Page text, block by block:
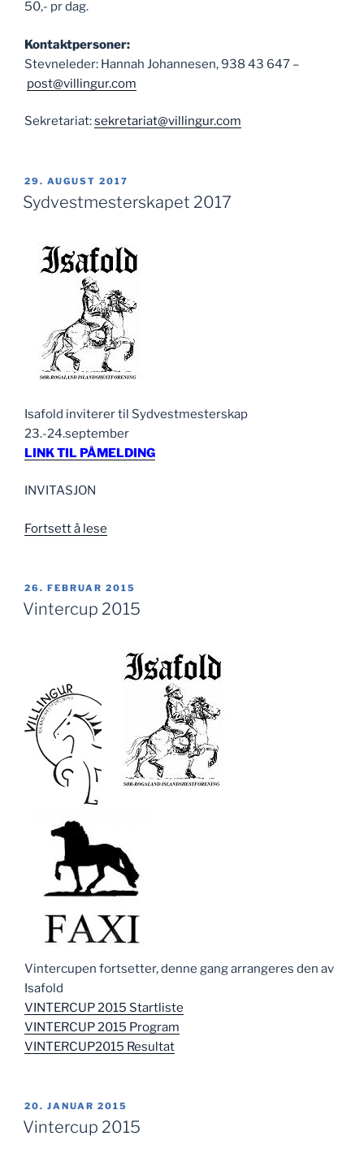
50,- pr dag.
Kontaktpersoner:
Stevneleder: Hannah Johannesen, 938 43 647 –
post@villingur.com
Sekretariat:sekretariat@villingur.com
PUBLISERT
29. AUGUST 2017
Sydvestmesterskapet 2017
Isafold inviterer til Sydvestmesterskap
23.-24.september
LINK TIL PÅMELDING
INVITASJON
Fortsett å lese
PUBLISERT
26. FEBRUAR 2015
Vintercup 2015
Vintercupen fortsetter, denne gang arrangeres den av
Isafold
VINTERCUP 2015 Startliste
VINTERCUP 2015 Program
VINTERCUP2015 Resultat
PUBLISERT
20. JANUAR 2015
Vintercup 2015